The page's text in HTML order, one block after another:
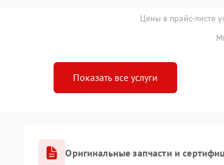
Цены в прайс-листе
Показать все услуги
Оригинальные запчасти и